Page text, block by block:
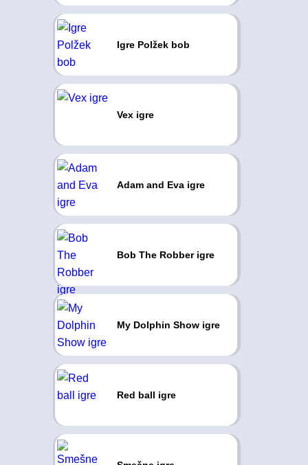
Igre Polžek bob
Vex igre
Adam and Eva igre
Bob The Robber igre
My Dolphin Show igre
Red ball igre